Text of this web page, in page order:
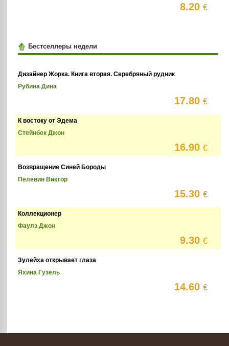
8.20€
Бестселлеры недели
Дизайнер Жорка. Книга вторая. Серебряный рудник
Рубина Дина
17.80€
К востоку от Эдема
Стейнбек Джон
16.90€
Возвращение Синей Бороды
Пелевин Виктор
15.30€
Коллекционер
Фаулз Джон
9.30€
Зулейха открывает глаза
Яхина Гузель
14.60€